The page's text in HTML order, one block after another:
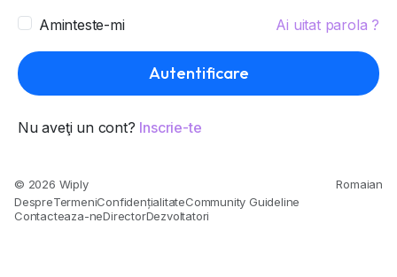
Aminteste-mi Ai uitat parola ?
Autentificare
Nu aveţi un cont? Inscrie-te
© 2026 Wiply
Romaian
DespreTermeniConfidențialitateCommunity Guideline
Contacteaza-neDirectorDezvoltatori